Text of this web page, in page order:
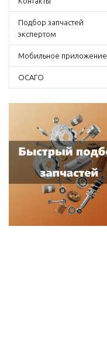
Подбор запчастей
экспертом
Мобильное приложение
ОСАГО